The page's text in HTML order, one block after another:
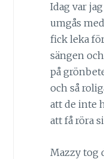
Idag var
umgås
fick leka
sängen
på
och så
att de inte
att få röra
Mazzy tog